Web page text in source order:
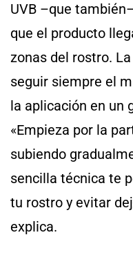
UVB –que
que el producto
zonas del rostro.
seguir siempre el
la aplicación en un
«Empieza por la
subiendo
sencilla técnica te
tu rostro y evitar
explica.